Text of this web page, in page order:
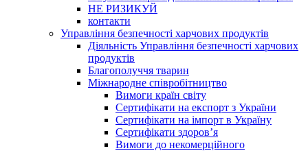
НЕ РИЗИКУЙ
контакти
Управління безпечності харчових продуктів
Діяльність Управління безпечності харчових
продуктів
Благополуччя тварин
Міжнародне співробітництво
Вимоги країн світу
Сертифікати на експорт з України
Сертифікати на імпорт в Україну
Сертифікати здоров’я
Вимоги до некомерційного